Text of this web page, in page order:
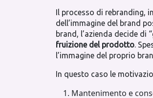
Il processo di rebranding,
dell’immagine del brand
brand, l’azienda decide di
fruizione del prodotto.
l’immagine del proprio
In questo caso le
Mantenimento e